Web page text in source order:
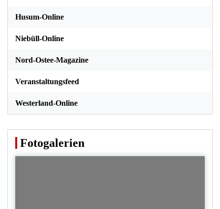
Husum-Online
Niebüll-Online
Nord-Ostee-Magazine
Veranstaltungsfeed
Westerland-Online
Fotogalerien